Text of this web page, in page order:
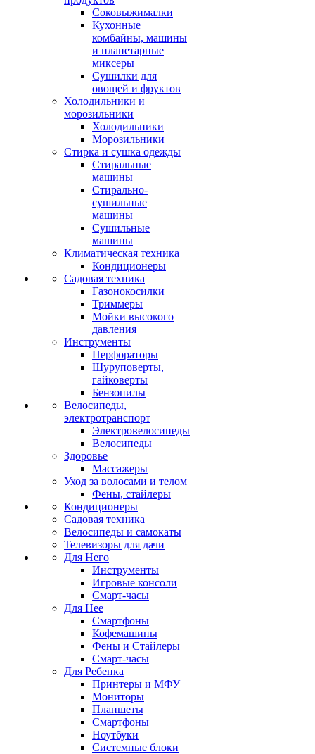
Соковыжималки
Кухонные
комбайны, машины
и планетарные
миксеры
Сушилки для
овощей и фруктов
Холодильники и
морозильники
Холодильники
Морозильники
Стирка и сушка одежды
Стиральные
машины
Стирально-
сушильные
машины
Сушильные
машины
Климатическая техника
Кондиционеры
Садовая техника
Газонокосилки
Триммеры
Мойки высокого
давления
Инструменты
Перфораторы
Шуруповерты,
гайковерты
Бензопилы
Велосипеды,
электротранспорт
Электровелосипеды
Велосипеды
Здоровье
Массажеры
Уход за волосами и телом
Фены, стайлеры
Кондиционеры
Садовая техника
Велосипеды и самокаты
Телевизоры для дачи
Для Него
Инструменты
Игровые консоли
Смарт-часы
Для Нее
Смартфоны
Кофемашины
Фены и Стайлеры
Смарт-часы
Для Ребенка
Принтеры и МФУ
Мониторы
Планшеты
Смартфоны
Ноутбуки
Системные блоки